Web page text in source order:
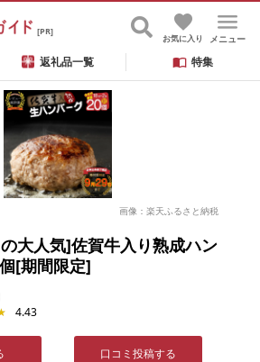
[PR]
メニュー
お気に入り
返礼品一覧 特集
画像：楽天ふるさと納税
大人気]佐賀牛入り熟成ハン
[期間限定]
4.43
口コミ投稿する